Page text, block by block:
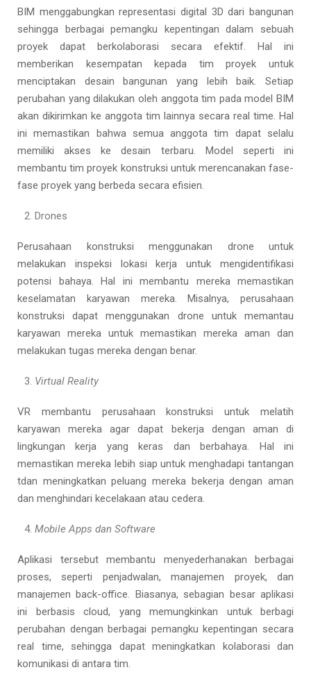
BIM menggabungkan representasi digital 3D dari bangunan
sehingga berbagai pemangku kepentingan dalam sebuah
proyek dapat berkolaborasi secara efektif. Hal ini
memberikan kesempatan kepada tim proyek untuk
menciptakan desain bangunan yang lebih baik. Setiap
perubahan yang dilakukan oleh anggota tim pada model BIM
akan dikirimkan ke anggota tim lainnya secara real time. Hal
ini memastikan bahwa semua anggota tim dapat selalu
memiliki akses ke desain terbaru. Model seperti ini
membantu tim proyek konstruksi untuk merencanakan fase-
fase proyek yang berbeda secara efisien.
Drones
Perusahaan konstruksi menggunakan drone untuk
melakukan inspeksi lokasi kerja untuk mengidentifikasi
potensi bahaya. Hal ini membantu mereka memastikan
keselamatan karyawan mereka. Misalnya, perusahaan
konstruksi dapat menggunakan drone untuk memantau
karyawan mereka untuk memastikan mereka aman dan
melakukan tugas mereka dengan benar.
Virtual Reality
VR membantu perusahaan konstruksi untuk melatih
karyawan mereka agar dapat bekerja dengan aman di
lingkungan kerja yang keras dan berbahaya. Hal ini
memastikan mereka lebih siap untuk menghadapi tantangan
tdan meningkatkan peluang mereka bekerja dengan aman
dan menghindari kecelakaan atau cedera.
Mobile Apps dan Software
Aplikasi tersebut membantu menyederhanakan berbagai
proses, seperti penjadwalan, manajemen proyek, dan
manajemen back-office. Biasanya, sebagian besar aplikasi
ini berbasis cloud, yang memungkinkan untuk berbagi
perubahan dengan berbagai pemangku kepentingan secara
real time, sehingga dapat meningkatkan kolaborasi dan
komunikasi di antara tim.